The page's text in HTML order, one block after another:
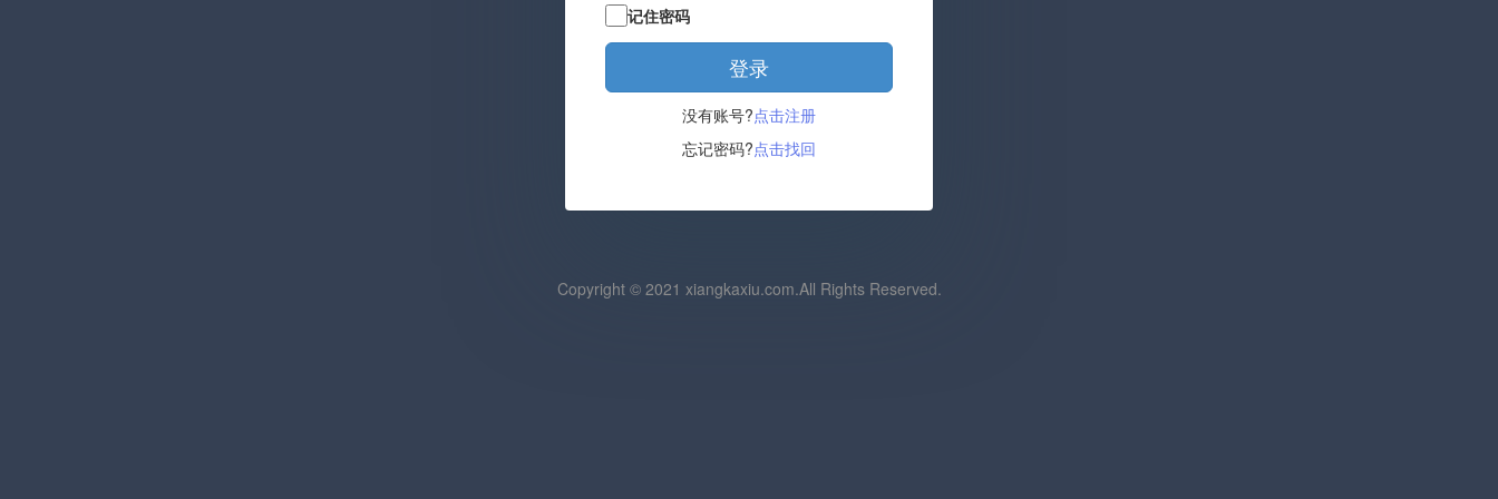
记住密码
登录
没有账号?点击注册
忘记密码?点击找回
Copyright © 2021 xiangkaxiu.com.All Rights Reserved.